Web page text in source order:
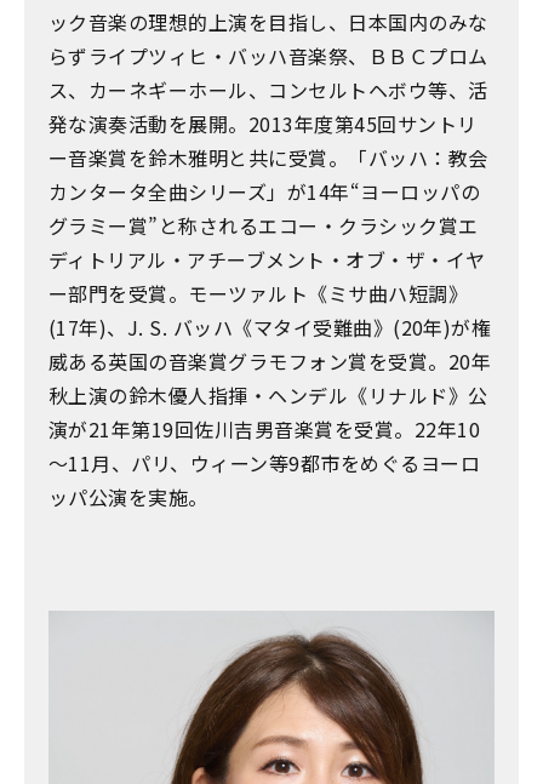
ック音楽の理想的上演を目指し、日本国内のみな
らずライプツィヒ・バッハ音楽祭、ＢＢＣプロム
ス、カーネギーホール、コンセルトヘボウ等、活
発な演奏活動を展開。2013年度第45回サントリ
ー音楽賞を鈴木雅明と共に受賞。「バッハ：教会
カンタータ全曲シリーズ」が14年“ヨーロッパの
グラミー賞”と称されるエコー・クラシック賞エ
ディトリアル・アチーブメント・オブ・ザ・イヤ
ー部門を受賞。モーツァルト《ミサ曲ハ短調》
(17年)、J. S. バッハ《マタイ受難曲》(20年)が権
威ある英国の音楽賞グラモフォン賞を受賞。20年
秋上演の鈴木優人指揮・ヘンデル《リナルド》公
演が21年第19回佐川吉男音楽賞を受賞。22年10
～11月、パリ、ウィーン等9都市をめぐるヨーロ
ッパ公演を実施。